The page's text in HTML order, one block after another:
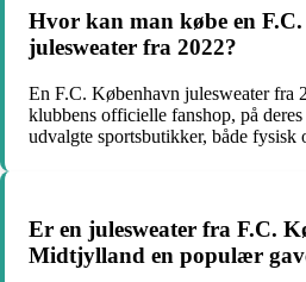
Hvor kan man købe en
julesweater fra 2022?
En F.C. København julesweater fra
klubbens officielle fanshop, på
udvalgte sportsbutikker, både fysisk
Er en julesweater fra F.C.
Midtjylland en populær